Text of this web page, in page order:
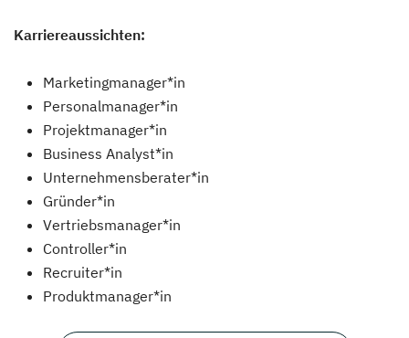
Karriereaussichten:
Marketingmanager*in
Personalmanager*in
Projektmanager*in
Business Analyst*in
Unternehmensberater*in
Gründer*in
Vertriebsmanager*in
Controller*in
Recruiter*in
Produktmanager*in